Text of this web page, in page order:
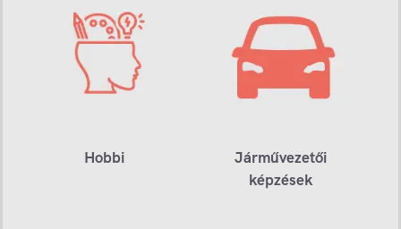
Hobbi
Járművezetői
képzések